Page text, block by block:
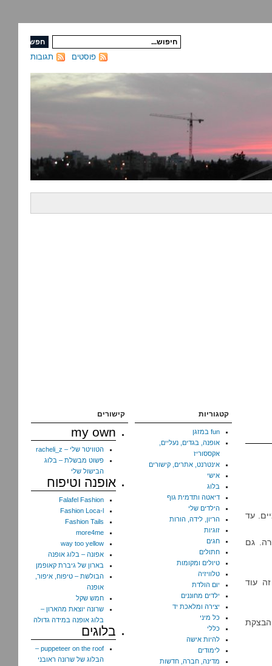
תגובות פוסטים
עד
גם
עוד
קטגוריות
fun במזגן
אופנה, בגדים, נעליים,
אקססוריז
אינטרנט, אתרים, קישורים
אישי
בלוג
דיאטה ותדמית גוף
הילדים שלי
הריון, לידה, הורות
זוגיות
חגים
חתולים
טיולים ומקומות
טלוויזיה
יום הולדת
ילדים מחוננים
יצירה ומלאכת יד
כל מיני
כללי
להיות אישה
לימודים
מדינה, חברה, חדשות
קישורים
my own
הטוויטר שלי – racheli_z
פשוט מבשלת – בלוג
הבישול שלי
אופנה וטיפוח
Falafel Fashion
Fashion Loca-l
Fashion Tails
more4me
way too yellow
אפונה – בלוג אופנה
בארון של גיברת קאופמן
הבולשת – טיפוח, איפור,
אופנה
חמש שקל
שרונה יוצאת מהארון –
בלוג אופנה במידה גדולה
בלוגים
puppeteer on the roof –
הבלוג של שרונה ראובני